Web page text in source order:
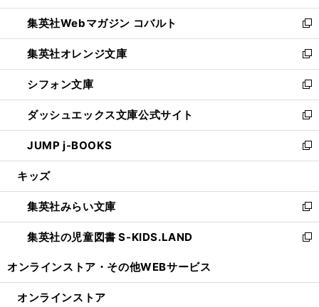
開
く
ウ
で
開
く
ン
ド
ウ
で
開
く
ウ
ィ
ン
ド
ウ
で
開
く
集英社Webマガジン コバルト
新
し
い
ウ
ィ
ン
ド
ウ
で
開
集英社オレンジ文庫
新
し
い
ウ
ィ
ン
ド
ウ
開
く
シフォン文庫
新
し
い
ウ
ィ
ン
ウ
で
開
く
ダッシュエックス文庫公式サイト
新
し
い
ウ
ン
ド
ウ
で
JUMP j-BOOKS
新
し
ウ
ィ
ン
ド
開
キッズ
集英社みらい文庫
新
し
い
ン
集英社の児童図書 S-KIDS.LAND
新
ウ
オンラインストア・ その他WEBサービス
オンラインストア